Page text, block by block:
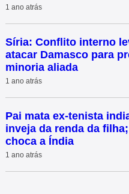
1 ano atrás
Síria: Conflito interno
atacar Damasco para
minoria aliada
1 ano atrás
Pai mata ex-tenista
inveja da renda da
choca a Índia
1 ano atrás